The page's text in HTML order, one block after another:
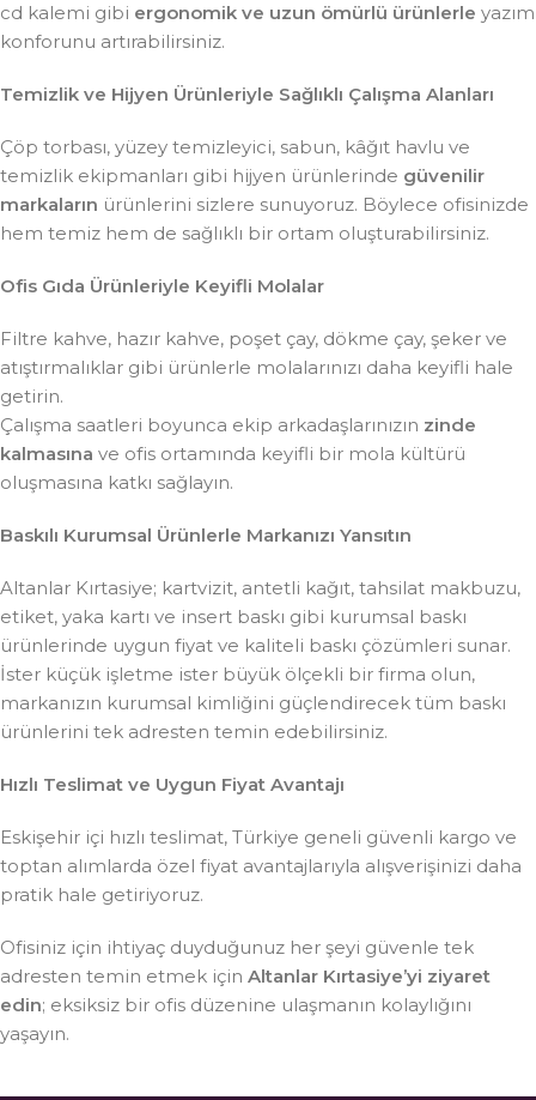
cd kalemi gibi ergonomik ve uzun ömürlü ürünlerle yazım
konforunu artırabilirsiniz.
Temizlik ve Hijyen Ürünleriyle Sağlıklı Çalışma Alanları
Çöp torbası, yüzey temizleyici, sabun, kâğıt havlu ve
temizlik ekipmanları gibi hijyen ürünlerinde güvenilir
markaların ürünlerini sizlere sunuyoruz. Böylece ofisinizde
hem temiz hem de sağlıklı bir ortam oluşturabilirsiniz.
Ofis Gıda Ürünleriyle Keyifli Molalar
Filtre kahve, hazır kahve, poşet çay, dökme çay, şeker ve
atıştırmalıklar gibi ürünlerle molalarınızı daha keyifli hale
getirin.
Çalışma saatleri boyunca ekip arkadaşlarınızın zinde
kalmasına ve ofis ortamında keyifli bir mola kültürü
oluşmasına katkı sağlayın.
Baskılı Kurumsal Ürünlerle Markanızı Yansıtın
Altanlar Kırtasiye; kartvizit, antetli kağıt, tahsilat makbuzu,
etiket, yaka kartı ve insert baskı gibi kurumsal baskı
ürünlerinde uygun fiyat ve kaliteli baskı çözümleri sunar.
İster küçük işletme ister büyük ölçekli bir firma olun,
markanızın kurumsal kimliğini güçlendirecek tüm baskı
ürünlerini tek adresten temin edebilirsiniz.
Hızlı Teslimat ve Uygun Fiyat Avantajı
Eskişehir içi hızlı teslimat, Türkiye geneli güvenli kargo ve
toptan alımlarda özel fiyat avantajlarıyla alışverişinizi daha
pratik hale getiriyoruz.
Ofisiniz için ihtiyaç duyduğunuz her şeyi güvenle tek
adresten temin etmek için Altanlar Kırtasiye’yi ziyaret
edin; eksiksiz bir ofis düzenine ulaşmanın kolaylığını
yaşayın.